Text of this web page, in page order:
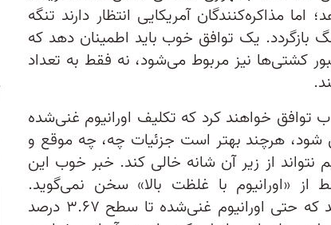
مذاکره‌کنندگان آمریکایی انتظار دارند تنگه
بازگردد. یک توافق خوب باید اطمینان دهد که
کشتی‌ها نیز مربوط می‌شود، نه فقط به تعداد
خواهند کرد که تکلیف اورانیوم غنی‌شده
هرچند بهتر است جزئیات چه، چه موقع و
نتواند از زیر آن شانه خالی کند. خبر خوب این
«اورانیوم با غلظت بالا» سخن نمی‌گوید.
مذاکره‌کنندگان آمریکایی می‌دانند که حتی اورانیوم غنی‌شده تا سطح ۳.۶۷ درصد